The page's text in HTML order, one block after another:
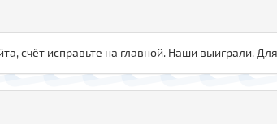
счёт исправьте на главной. Наши выиграли.